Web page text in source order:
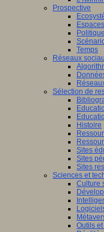
Prospective
Espaces
Temps
Réseaux
Sélection de
Histoire
Sites
Sites
Sites
Sciences et
Culture
Outils